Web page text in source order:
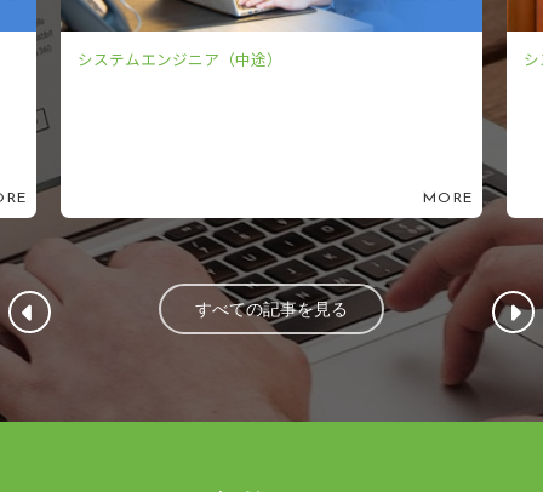
システムエンジニア（中途）
MORE
すべての記事を見る